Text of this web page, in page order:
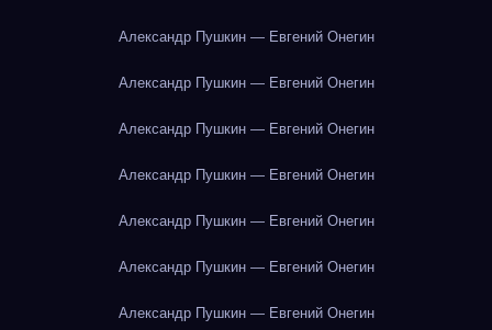
Александр Пушкин — Евгений Онегин
Александр Пушкин — Евгений Онегин
Александр Пушкин — Евгений Онегин
Александр Пушкин — Евгений Онегин
Александр Пушкин — Евгений Онегин
Александр Пушкин — Евгений Онегин
Александр Пушкин — Евгений Онегин